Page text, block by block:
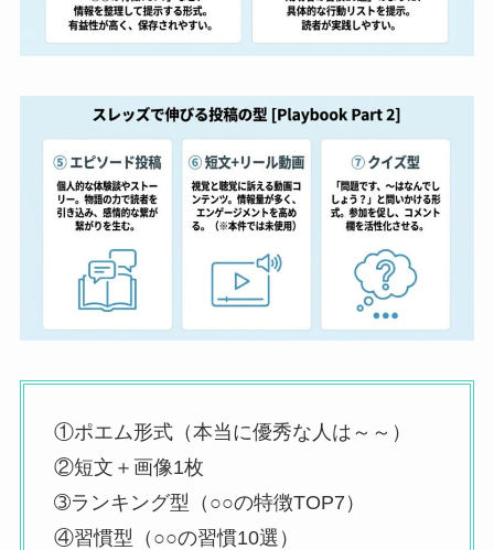
①ポエム形式（本当に優秀な人は～～）
②短文＋画像1枚
➂ランキング型（○○の特徴TOP7）
④習慣型（○○の習慣10選）